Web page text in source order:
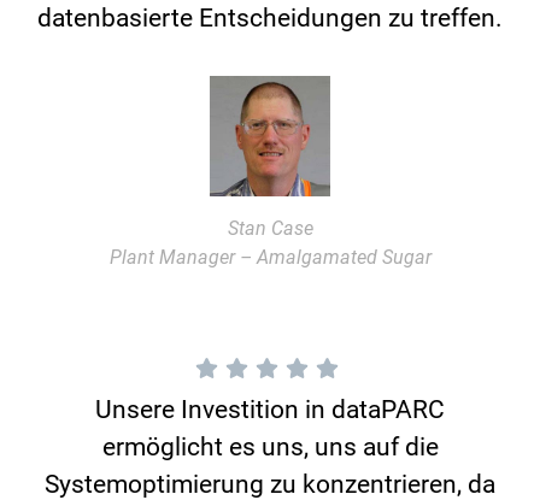
datenbasierte Entscheidungen zu treffen.
Stan Case
Plant Manager – Amalgamated Sugar
Unsere Investition in dataPARC
ermöglicht es uns, uns auf die
Systemoptimierung zu konzentrieren, da